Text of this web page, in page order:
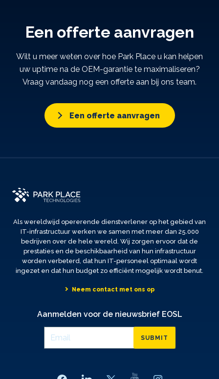
Een offerte aanvragen
Wilt u meer weten over hoe Park Place u kan helpen
uw uptime na de OEM-garantie te maximaliseren?
Vraag vandaag nog een offerte aan bij ons team.
Een offerte aanvragen
Als wereldwijd opererende dienstverlener op het gebied van
IT-infrastructuur werken we samen met meer dan 25.000
bedrijven over de hele wereld. Wij zorgen ervoor dat de
prestaties en de beschikbaarheid van hun infrastructuur
worden verbeterd, dat hun IT-personeel optimaal wordt
ingezet en dat hun budget zo efficiënt mogelijk wordt benut.
Neem contact met ons op
Aanmelden voor de nieuwsbrief EOSL
SUBMIT